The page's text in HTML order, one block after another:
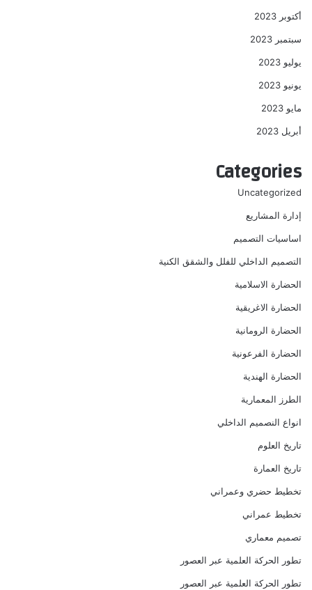
أكتوبر 2023
سبتمبر 2023
يوليو 2023
يونيو 2023
مايو 2023
أبريل 2023
Categories
Uncategorized
إدارة المشاريع
اساسيات التصميم
التصميم الداخلي للفلل والشقق الكنية
الحضارة الاسلامية
الحضارة الاغريقية
الحضارة الرومانية
الحضارة الفرعونية
الحضارة الهندية
الطرز المعمارية
انواع النصميم الداخلي
تاريخ العلوم
تاريخ العمارة
تخطيط حضري وعمراني
تخطيط عمراني
تصميم معماري
تطور الحركة العلمية عبر العصور
تطور الحركة العلمية عبر العصور